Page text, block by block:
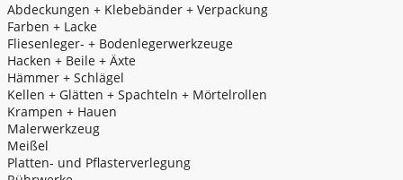
Abdeckungen + Klebebänder + Verpackung
Farben + Lacke
Fliesenleger- + Bodenlegerwerkzeuge
Hacken + Beile + Äxte
Hämmer + Schlägel
Kellen + Glätten + Spachteln + Mörtelrollen
Krampen + Hauen
Malerwerkzeug
Meißel
Platten- und Pflasterverlegung